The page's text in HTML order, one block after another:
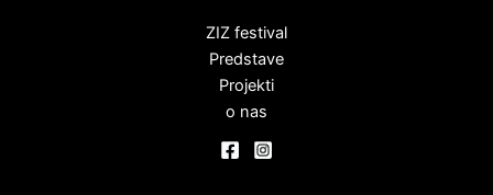
ZIZ festival
Predstave
Projekti
o nas